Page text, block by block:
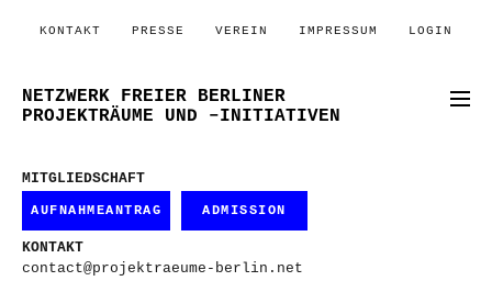
KONTAKT PRESSE VEREIN IMPRESSUM LOGIN
NETZWERK FREIER BERLINER
PROJEKTRÄUME UND –INITIATIVEN
MITGLIEDSCHAFT
AUFNAHMEANTRAG ADMISSION
KONTAKT
contact@projektraeume-berlin.net